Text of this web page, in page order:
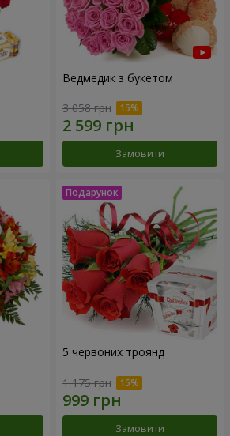
Ведмедик з букетом
3 058 грн
Замовити
5 червоних троянд
1 175 грн
Замовити